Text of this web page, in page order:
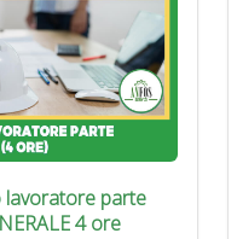
lavoratore parte
4 ore